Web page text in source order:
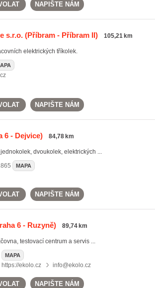
NAPIŠTE NÁM
s.r.o.(Příbram - Příbram II) 105,21 km
elektrických tříkolek.
NAPIŠTE NÁM
6 - Dejvice) 84,78 km
dvoukolek, elektrických ...
MAPA
NAPIŠTE NÁM
6 - Ruzyně) 89,74 km
testovací centrum a servis ...
MAPA
https://ekolo.cz info@ekolo.cz
NAPIŠTE NÁM